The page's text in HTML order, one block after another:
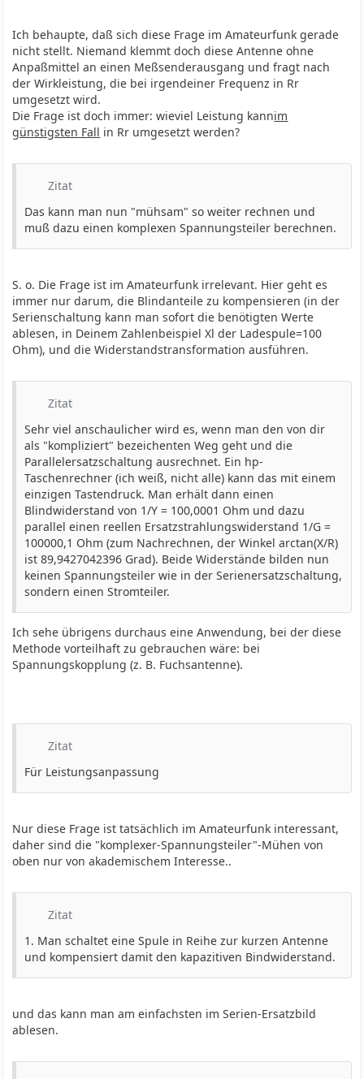
Ich behaupte, daß sich diese Frage im Amateurfunk gerade
nicht stellt. Niemand klemmt doch diese Antenne ohne
Anpaßmittel an einen Meßsenderausgang und fragt nach
der Wirkleistung, die bei irgendeiner Frequenz in Rr
umgesetzt wird.
Die Frage ist doch immer: wieviel Leistung kannim
günstigsten Fall in Rr umgesetzt werden?
Zitat
Das kann man nun "mühsam" so weiter rechnen und
muß dazu einen komplexen Spannungsteiler berechnen.
S. o. Die Frage ist im Amateurfunk irrelevant. Hier geht es
immer nur darum, die Blindanteile zu kompensieren (in der
Serienschaltung kann man sofort die benötigten Werte
ablesen, in Deinem Zahlenbeispiel Xl der Ladespule=100
Ohm), und die Widerstandstransformation ausführen.
Zitat
Sehr viel anschaulicher wird es, wenn man den von dir
als "kompliziert" bezeichenten Weg geht und die
Parallelersatzschaltung ausrechnet. Ein hp-
Taschenrechner (ich weiß, nicht alle) kann das mit einem
einzigen Tastendruck. Man erhält dann einen
Blindwiderstand von 1/Y = 100,0001 Ohm und dazu
parallel einen reellen Ersatzstrahlungswiderstand 1/G =
100000,1 Ohm (zum Nachrechnen, der Winkel arctan(X/R)
ist 89,9427042396 Grad). Beide Widerstände bilden nun
keinen Spannungsteiler wie in der Serienersatzschaltung,
sondern einen Stromteiler.
Ich sehe übrigens durchaus eine Anwendung, bei der diese
Methode vorteilhaft zu gebrauchen wäre: bei
Spannungskopplung (z. B. Fuchsantenne).
Zitat
Für Leistungsanpassung
Nur diese Frage ist tatsächlich im Amateurfunk interessant,
daher sind die "komplexer-Spannungsteiler"-Mühen von
oben nur von akademischem Interesse..
Zitat
1. Man schaltet eine Spule in Reihe zur kurzen Antenne
und kompensiert damit den kapazitiven Bindwiderstand.
und das kann man am einfachsten im Serien-Ersatzbild
ablesen.